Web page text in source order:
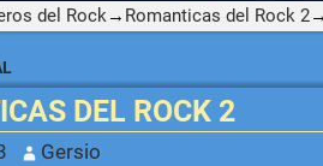
del Rock→ Romanticas del Rock 2→
entradas
DEL ROCK 2
Gersio